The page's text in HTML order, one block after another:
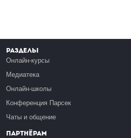
Разделы
Онлайн-курсы
Медиатека
Онлайн-школы
Конференция Парсек
Чаты и общение
Партнёрам